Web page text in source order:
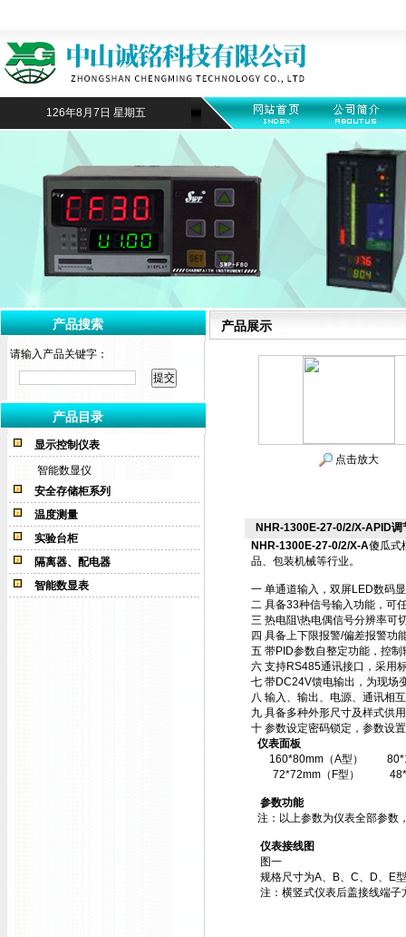
126年8月7日 星期五
产品搜索
请输入产品关键字：
产品目录
显示控制仪表
智能数显仪
安全存储柜系列
温度测量
实验台柜
隔离器、配电器
智能数显表
产品展示
点击放大
NHR-1300E-27-0/2/X-APID
NHR-1300E-27-0/2/X-A傻瓜式
品、包装机械等行业。
一 单通道输入，双屏LED数码
二 具备33种信号输入功能，可
三 热电阻\热电偶信号分辨率
四 具备上下限报警/偏差报警功
五 带PID参数自整定功能，控
六 支持RS485通讯接口，采用
七 带DC24V馈电输出，为现场
八 输入、输出、电源、通讯相
九 具备多种外形尺寸及样式供
十 参数设定密码锁定，参数设
仪表面板
160*80mm（A型）
72*72mm（F型）
参数功能
注：以上参数为仪表全部参数
仪表接线图
图一
规格尺寸为A、B、C、D、E
注：横竖式仪表后盖接线端